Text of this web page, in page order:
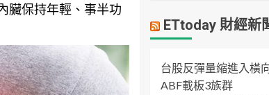
臟保持年輕、事半功
ETtoday 財經新
台股反彈量縮進入
ABF載板3族群